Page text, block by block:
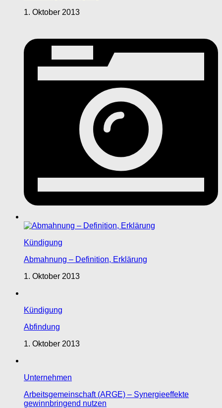
1. Oktober 2013
Kündigung
Abmahnung – Definition, Erklärung
1. Oktober 2013
Kündigung
Abfindung
1. Oktober 2013
Unternehmen
Arbeitsgemeinschaft (ARGE) – Synergieeffekte
gewinnbringend nutzen